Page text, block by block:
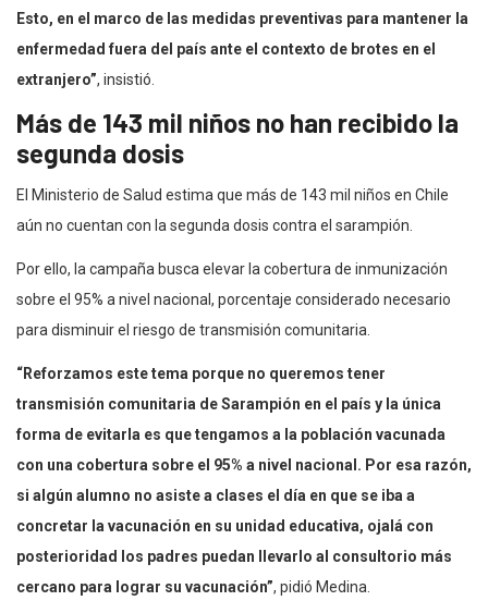
Esto, en el marco de las medidas preventivas para mantener la
enfermedad fuera del país ante el contexto de brotes en el
extranjero”, insistió.
Más de 143 mil niños no han recibido la
segunda dosis
El Ministerio de Salud estima que más de 143 mil niños en Chile
aún no cuentan con la segunda dosis contra el sarampión.
Por ello, la campaña busca elevar la cobertura de inmunización
sobre el 95% a nivel nacional, porcentaje considerado necesario
para disminuir el riesgo de transmisión comunitaria.
“Reforzamos este tema porque no queremos tener
transmisión comunitaria de Sarampión en el país y la única
forma de evitarla es que tengamos a la población vacunada
con una cobertura sobre el 95% a nivel nacional. Por esa razón,
si algún alumno no asiste a clases el día en que se iba a
concretar la vacunación en su unidad educativa, ojalá con
posterioridad los padres puedan llevarlo al consultorio más
cercano para lograr su vacunación”, pidió Medina.